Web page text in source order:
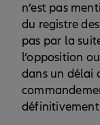
n’est pas
du registre
pas par la
l’opposition
dans un délai